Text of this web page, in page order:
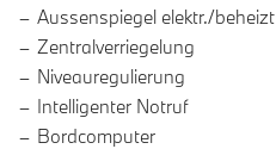
Aussenspiegel elektr./beheizt
Zentralverriegelung
Niveauregulierung
Intelligenter Notruf
Bordcomputer